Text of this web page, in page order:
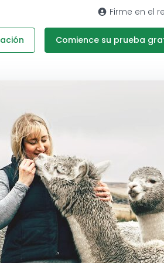
Firme en el
Comience su prueba